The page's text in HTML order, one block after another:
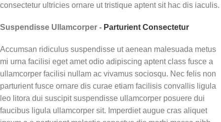
analista do comportamento e a
Acesso a modelos de
documentos, protocolos e os
fundamentos teóricos completos
da IISCA e do SBT para consulta.
Presencial
consectetur ultricies ornare ut tristique aptent sit hac dis iaculis.
Suspendisse Ullamcorper - Parturient Consectetur
Accumsan ridiculus suspendisse ut aenean malesuada metus
mi urna facilisi eget amet odio adipiscing aptent class fusce a
ullamcorper facilisi nullam ac vivamus sociosqu. Nec felis non
parturient fusce ornare dis curae etiam facilisis convallis ligula
leo litora dui suscipit suspendisse ullamcorper posuere dui
faucibus ligula ullamcorper sit. Imperdiet augue cras aliquet